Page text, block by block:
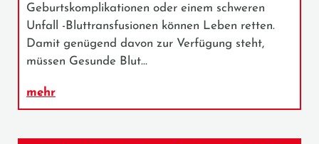
Geburtskomplikationen oder einem schweren
Unfall -Bluttransfusionen können Leben retten.
Damit genügend davon zur Verfügung steht,
müssen Gesunde Blut…
mehr